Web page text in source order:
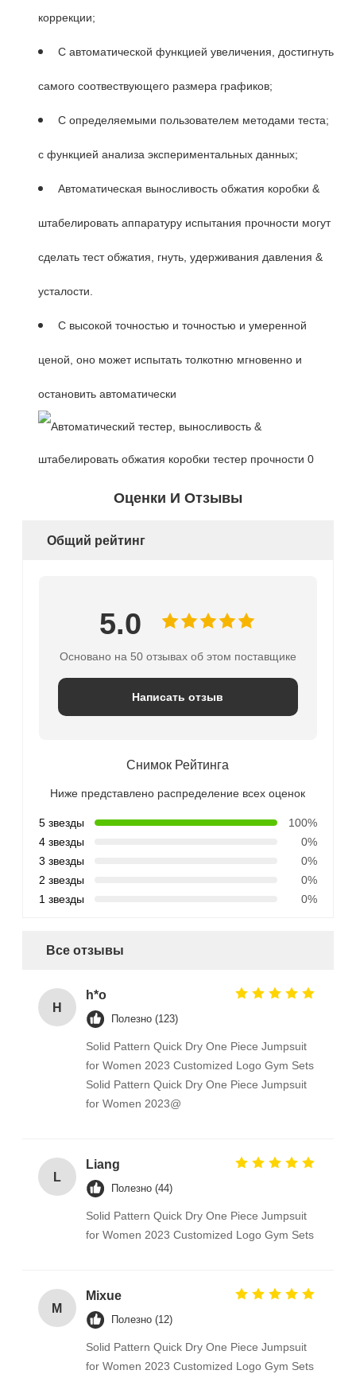
коррекции;
С автоматической функцией увеличения, достигнуть
самого соотвествующего размера графиков;
С определяемыми пользователем методами теста;
с функцией анализа экспериментальных данных;
Автоматическая выносливость обжатия коробки &
штабелировать аппаратуру испытания прочности могут
сделать тест обжатия, гнуть, удерживания давления &
усталости.
С высокой точностью и точностью и умеренной
ценой, оно может испытать толкотню мгновенно и
остановить автоматически
Оценки И Отзывы
Общий рейтинг
5.0
Основано на 50 отзывах об этом поставщике
Написать отзыв
Снимок Рейтинга
Ниже представлено распределение всех оценок
5 звезды
100%
4 звезды
0%
3 звезды
0%
2 звезды
0%
1 звезды
0%
Все отзывы
H
h*o
Полезно (123)
Solid Pattern Quick Dry One Piece Jumpsuit
for Women 2023 Customized Logo Gym Sets
Solid Pattern Quick Dry One Piece Jumpsuit
for Women 2023@
L
Liang
Полезно (44)
Solid Pattern Quick Dry One Piece Jumpsuit
for Women 2023 Customized Logo Gym Sets
M
Mixue
Полезно (12)
Solid Pattern Quick Dry One Piece Jumpsuit
for Women 2023 Customized Logo Gym Sets